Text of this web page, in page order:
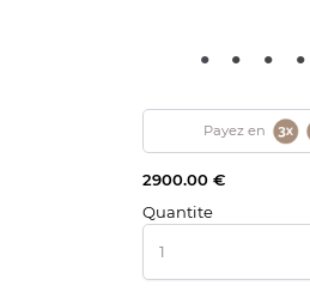
• • • •
Payez en
2900.00 €
Quantite